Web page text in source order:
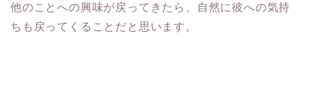
他のことへの興味が戻ってきたら、自然に彼への気持
ちも戻ってくることだと思います。